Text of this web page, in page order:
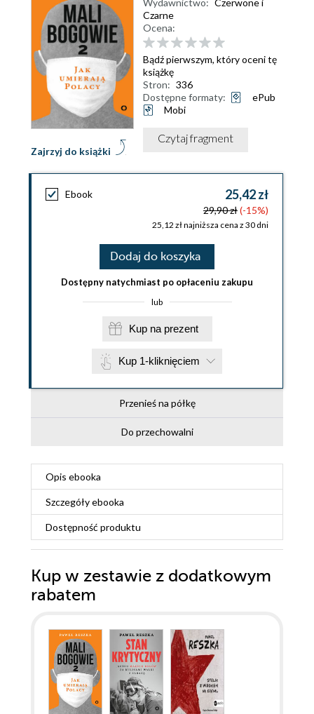
Zajrzyj do książki
Wydawnictwo: Czerwone i
Czarne
Ocena:
Bądź pierwszym, który oceni tę
książkę
Stron: 336
Dostępne formaty:
ePub
Mobi
Czytaj fragment
Ebook 25,42 zł
29,90 zł(-15%)
25,12 zł najniższa cena z 30 dni
Dodaj do koszyka
Dostępny natychmiast po opłaceniu zakupu
lub
Kup na prezent
Kup 1-kliknięciem
Przenieś na półkę
Do przechowalni
Opis ebooka
Szczegółyebooka
Dostępność produktu
Kup w zestawie z dodatkowym
rabatem